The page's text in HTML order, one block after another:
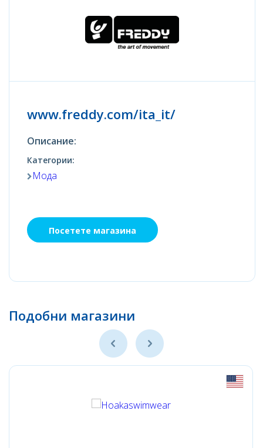
www.freddy.com/ita_it/
Описание:
Категории:
Мода
Посетете магазина
Подобни магазини